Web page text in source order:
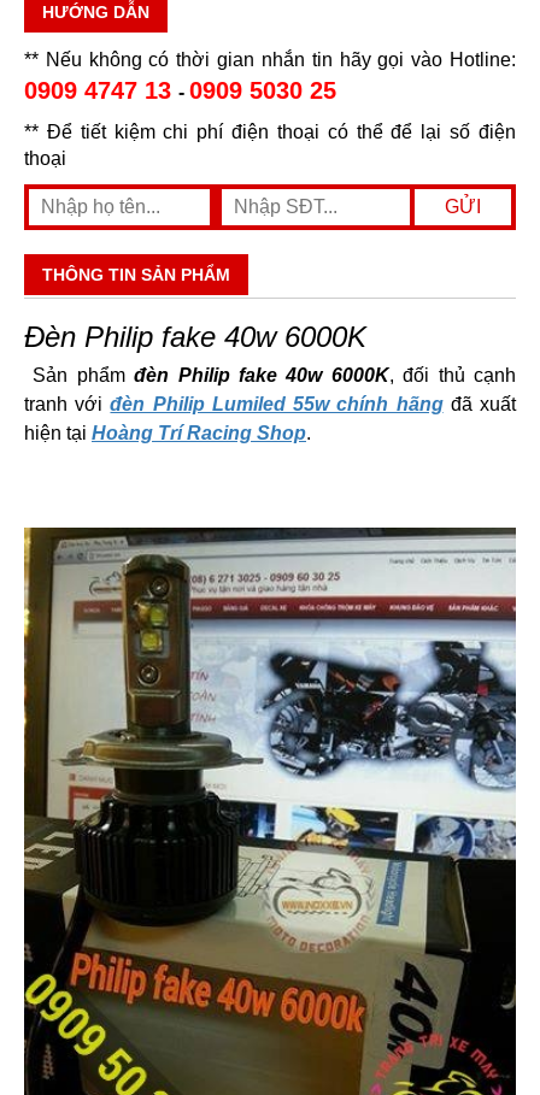
HƯỚNG DẪN
** Nếu không có thời gian nhắn tin hãy gọi vào Hotline:
0909 4747 13 - 0909 5030 25
** Để tiết kiệm chi phí điện thoại có thể để lại số điện
thoại
THÔNG TIN SẢN PHẨM
Đèn Philip fake 40w 6000K
Sản phẩmđèn Philip fake 40w 6000K, đối thủ cạnh
tranh vớiđèn Philip Lumiled 55w chính hãngđã xuất
hiện tại Hoàng Trí Racing Shop.